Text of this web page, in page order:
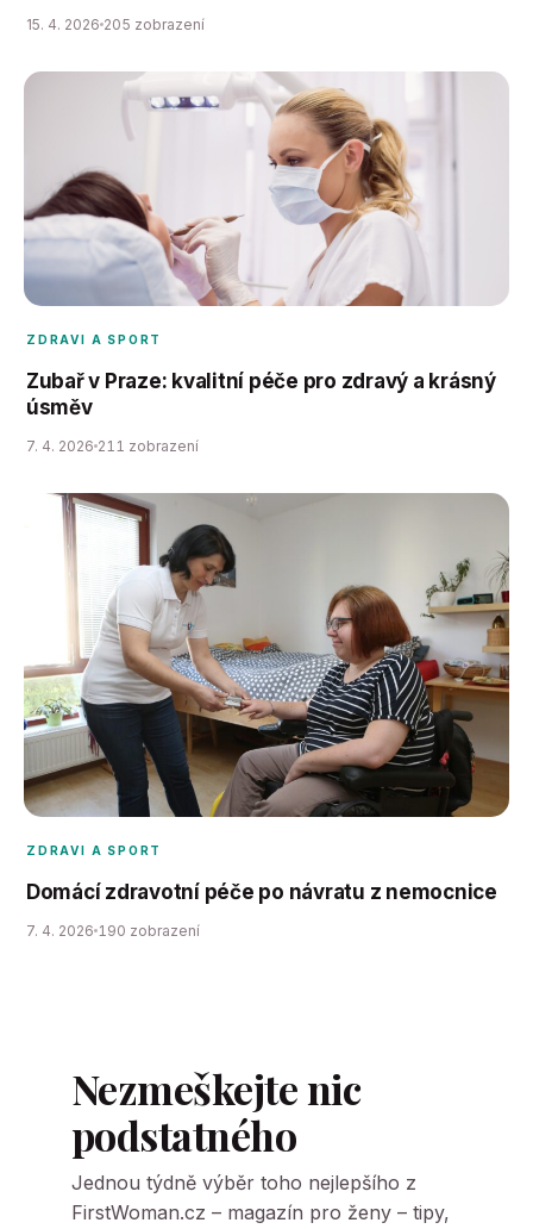
15. 4. 2026 205 zobrazení
ZDRAVI A SPORT
Zubař v Praze: kvalitní péče pro zdravý a krásný
úsměv
7. 4. 2026 211 zobrazení
ZDRAVI A SPORT
Domácí zdravotní péče po návratu z nemocnice
7. 4. 2026 190 zobrazení
Nezmeškejte nic
podstatného
Jednou týdně výběr toho nejlepšího z
FirstWoman.cz – magazín pro ženy – tipy,